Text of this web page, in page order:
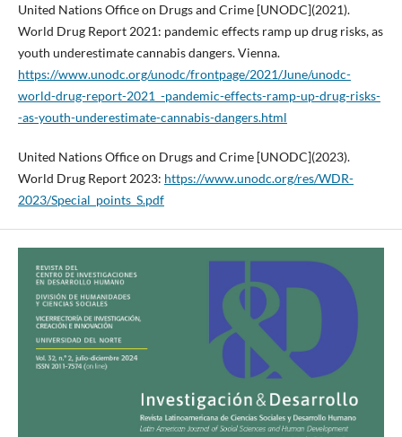
United Nations Office on Drugs and Crime [UNODC](2021).
World Drug Report 2021: pandemic effects ramp up drug risks, as
youth underestimate cannabis dangers. Vienna.
https://www.unodc.org/unodc/frontpage/2021/June/unodc-
world-drug-report-2021_-pandemic-effects-ramp-up-drug-risks-
-as-youth-underestimate-cannabis-dangers.html
United Nations Office on Drugs and Crime [UNODC](2023).
World Drug Report 2023: https://www.unodc.org/res/WDR-
2023/Special_points_S.pdf